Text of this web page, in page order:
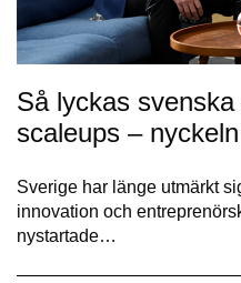
Så lyckas
scaleups –
Sverige har länge utmärkt
innovation och
nystartade…